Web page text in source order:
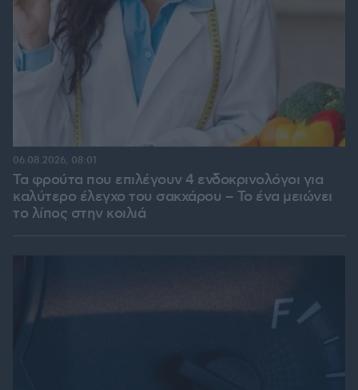
Τα φρούτα που επιλέγουν 4 ενδοκρινολόγοι για
καλύτερο έλεγχο του σακχάρου – Το ένα μειώνει
το λίπος στην κοιλιά
06.08.2026, 08:01